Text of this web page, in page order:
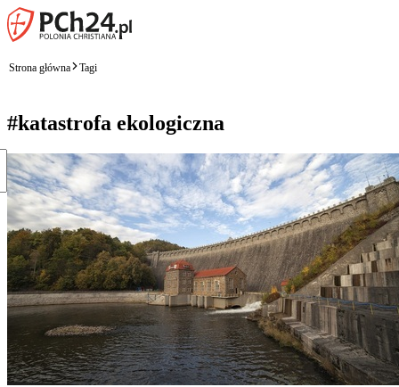
Strona główna Tagi
#katastrofa ekologiczna